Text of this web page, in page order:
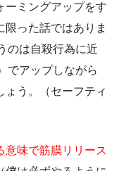
ーミングアップをす
限った話ではありま
のは自殺行為に近
でアップしながら
ょう。（セーフティ
意味で筋膜リリース